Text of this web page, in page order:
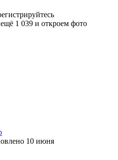
1 039 и откроем фото
10 июня